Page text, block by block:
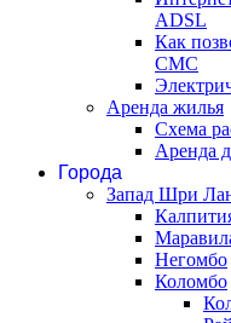
ADSL
Как
СМС
Аренда жилья
Схема
Аренда
Города
Запад Шри
Негомбо
Коломбо